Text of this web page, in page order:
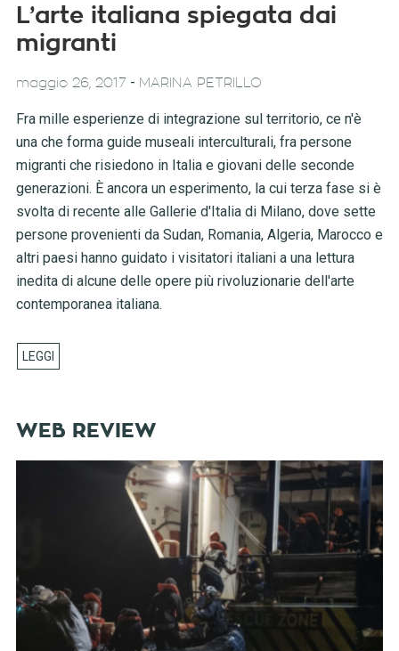
L’arte italiana spiegata dai
migranti
maggio 26, 2017 - MARINA PETRILLO
Fra mille esperienze di integrazione sul territorio, ce n'è
una che forma guide museali interculturali, fra persone
migranti che risiedono in Italia e giovani delle seconde
generazioni. È ancora un esperimento, la cui terza fase si è
svolta di recente alle Gallerie d'Italia di Milano, dove sette
persone provenienti da Sudan, Romania, Algeria, Marocco e
altri paesi hanno guidato i visitatori italiani a una lettura
inedita di alcune delle opere più rivoluzionarie dell'arte
contemporanea italiana.
WEB REVIEW